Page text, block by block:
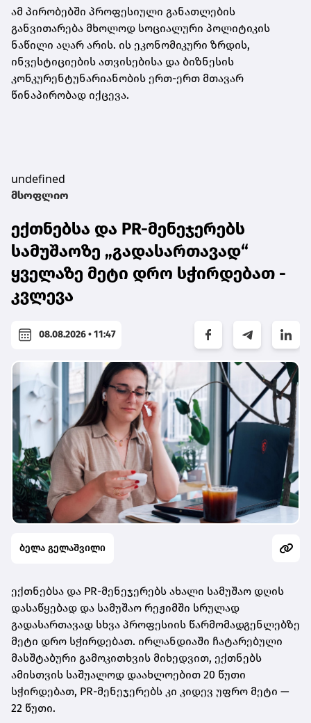
ამ პირობებში პროფესიული განათლების
განვითარება მხოლოდ სოციალური პოლიტიკის
ნაწილი აღარ არის. ის ეკონომიკური ზრდის,
ინვესტიციების ათვისებისა და ბიზნესის
კონკურენტუნარიანობის ერთ-ერთ მთავარ
წინაპირობად იქცევა.
undefined
მსოფლიო
ექთნებსა და PR-მენეჯერებს
სამუშაოზე „გადასართავად“
ყველაზე მეტი დრო სჭირდებათ -
კვლევა
08.08.2026 • 11:47
ბელა გელაშვილი
ექთნებსა და PR-მენეჯერებს ახალი სამუშაო დღის
დასაწყებად და სამუშაო რეჟიმში სრულად
გადასართავად სხვა პროფესიის წარმომადგენლებზე
მეტი დრო სჭირდებათ. ირლანდიაში ჩატარებული
მასშტაბური გამოკითხვის მიხედვით, ექთნებს
ამისთვის საშუალოდ დაახლოებით 20 წუთი
სჭირდებათ, PR-მენეჯერებს კი კიდევ უფრო მეტი —
22 წუთი.